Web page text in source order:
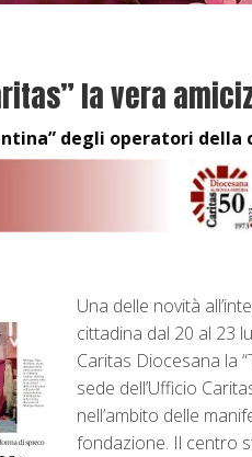
la vera
degli operatori
Una delle novità
cittadina dal 20 al 23
Caritas Diocesana la
sede dell’Ufficio
nell’ambito delle
fondazione. Il centro